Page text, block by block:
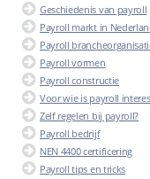
Geschiedenis van payroll
Payroll markt in
Payroll
Payroll vormen
Payroll constructie
Voor wie is payroll
Zelf regelen bij payroll?
Payroll bedrijf
NEN 4400 certificering
Payroll tips en tricks